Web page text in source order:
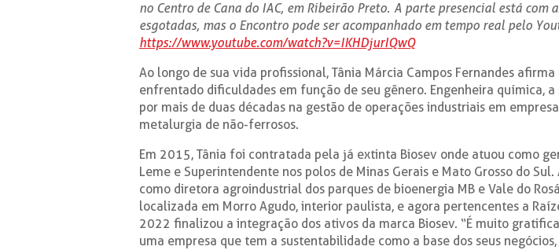
no Centro de Cana do IAC, em Ribeirão Preto. A parte presencial está com
esgotadas, mas o Encontro pode ser acompanhado em tempo real pelo
https://www.youtube.com/watch?v=IKHDjurIQwQ
Ao longo de sua vida profissional, Tânia Márcia Campos Fernandes
enfrentado dificuldades em função de seu gênero. Engenheira química,
por mais de duas décadas na gestão de operações industriais em
metalurgia de não-ferrosos.
Em 2015, Tânia foi contratada pela já extinta Biosev onde atuou como
Leme e Superintendente nos polos de Minas Gerais e Mato Grosso do
como diretora agroindustrial dos parques de bioenergia MB e Vale do
localizada em Morro Agudo, interior paulista, e agora pertencentes a
2022 finalizou a integração dos ativos da marca Biosev. “É muito
uma empresa que tem a sustentabilidade como a base dos seus